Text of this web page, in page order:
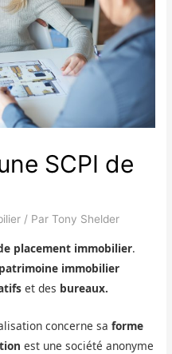
SCPI de
/ ParTony Shelder
placement immobilier.
patrimoine immobilier
et des bureaux.
concerne saforme
est une société anonyme